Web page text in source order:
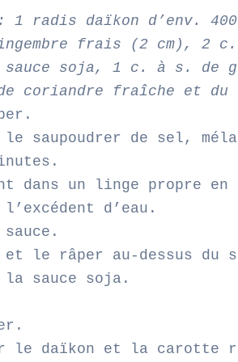
1 radis daïkon d’env.
frais (2 cm), 2
soja, 1 c. à s. de
coriandre fraîche et du
le saupoudrer de sel,
dans un linge propre en
d’eau.
et le râper au-dessus du
sauce soja.
le daïkon et la carotte